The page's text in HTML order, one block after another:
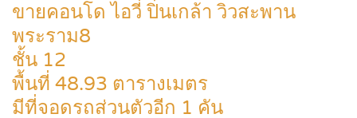
ขายคอนโด ไอวี่ ปิ่นเกล้า วิวสะพาน
พระราม8
ชั้น 12
พื้นที่ 48.93 ตารางเมตร
มีที่จอดรถส่วนตัวอีก 1 คัน